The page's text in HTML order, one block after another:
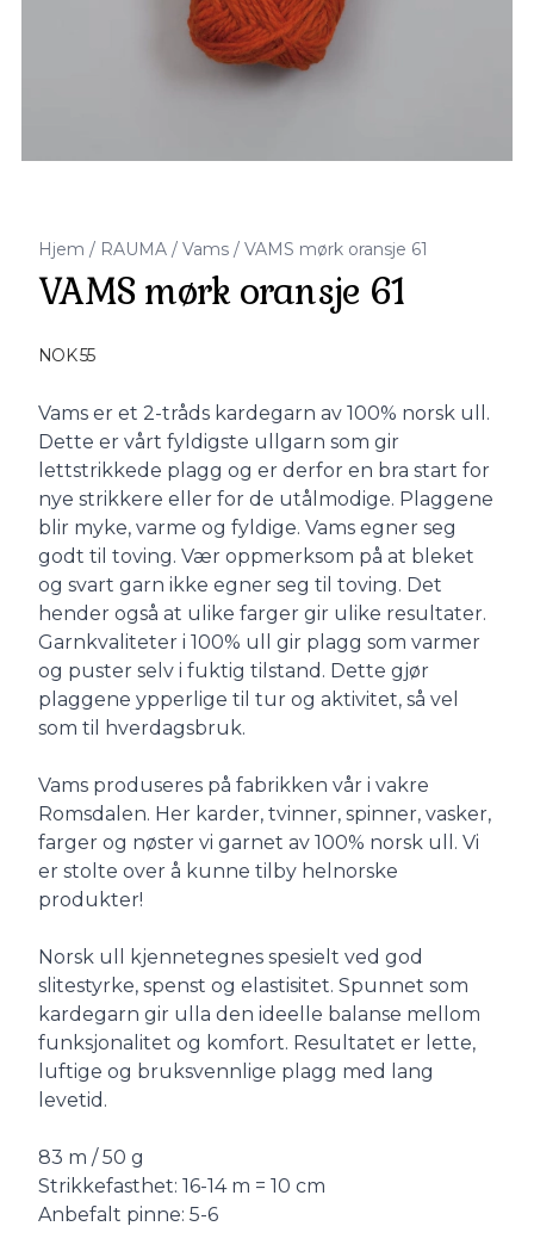
Hjem / RAUMA / Vams / VAMS mørk oransje 61
VAMS mørk oransje 61
NOK 55
Description
Vams er et 2-tråds kardegarn av 100% norsk ull.
Dette er vårt fyldigste ullgarn som gir
lettstrikkede plagg og er derfor en bra start for
nye strikkere eller for de utålmodige. Plaggene
blir myke, varme og fyldige. Vams egner seg
godt til toving. Vær oppmerksom på at bleket
og svart garn ikke egner seg til toving. Det
hender også at ulike farger gir ulike resultater.
Garnkvaliteter i 100% ull gir plagg som varmer
og puster selv i fuktig tilstand. Dette gjør
plaggene ypperlige til tur og aktivitet, så vel
som til hverdagsbruk.
Vams produseres på fabrikken vår i vakre
Romsdalen. Her karder, tvinner, spinner, vasker,
farger og nøster vi garnet av 100% norsk ull. Vi
er stolte over å kunne tilby helnorske
produkter!
Norsk ull kjennetegnes spesielt ved god
slitestyrke, spenst og elastisitet. Spunnet som
kardegarn gir ulla den ideelle balanse mellom
funksjonalitet og komfort. Resultatet er lette,
luftige og bruksvennlige plagg med lang
levetid.
83 m / 50 g
Strikkefasthet: 16-14 m = 10 cm
Anbefalt pinne: 5-6